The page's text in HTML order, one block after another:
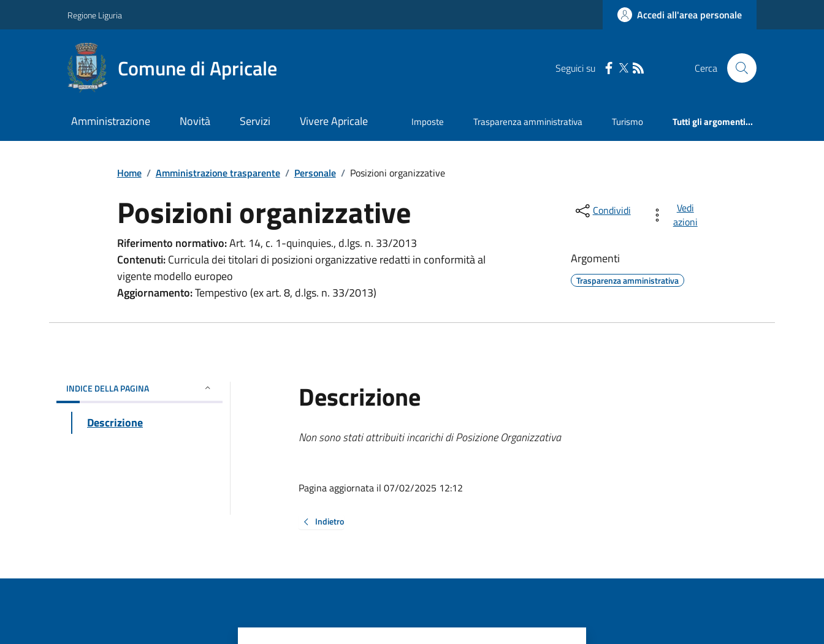
Regione Liguria Accedi all'area personale
Comune di Apricale Seguici su Cerca
Amministrazione Novità Servizi Vivere Apricale Imposte Trasparenza amministrativa Turismo Tutti gli argomenti...
Home / Amministrazione trasparente / Personale / Posizioni organizzative
Posizioni organizzative
Riferimento normativo:Art. 14, c. 1-quinquies., d.lgs. n. 33/2013
Contenuti:Curricula dei titolari di posizioni organizzative redatti in conformità al
vigente modello europeo
Aggiornamento:Tempestivo (ex art. 8, d.lgs. n. 33/2013)
Condividi
Vedi
azioni
Argomenti
Trasparenza amministrativa
INDICE DELLA PAGINA
Descrizione
Descrizione
Non sono stati attribuiti incarichi di Posizione Organizzativa
Pagina aggiornata il 07/02/2025 12:12
Indietro